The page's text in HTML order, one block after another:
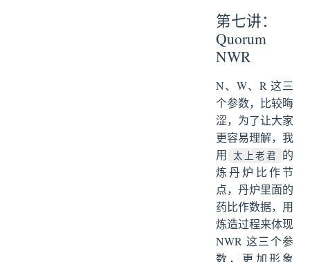
第七讲：
Quorum
NWR
N、W、R 这三
个参数，比较晦
涩，为了让大家
更容易理解，我
用
太上老君
的
炼丹炉比作节
点，丹炉里面的
药比作数据，用
炼造过程来体现
NWR 这三个参
数，更加形象